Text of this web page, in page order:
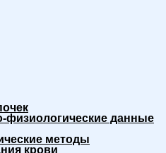
физиологические данные
методы
крови